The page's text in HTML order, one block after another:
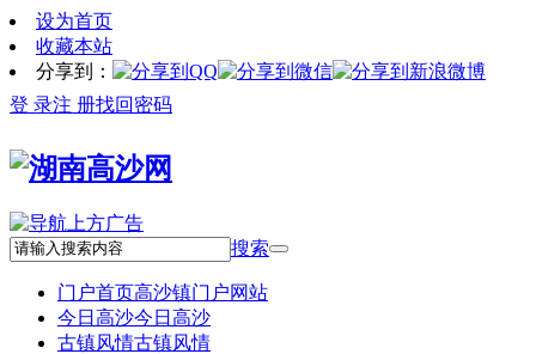
设为首页
收藏本站
分享到：
登 录注 册找回密码
搜索
门户首页高沙镇门户网站
今日高沙今日高沙
古镇风情古镇风情